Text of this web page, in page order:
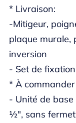
* Livraison:
-Mitigeur,
plaque murale,
inversion
- Set de
* À
- Unité de
½", sans